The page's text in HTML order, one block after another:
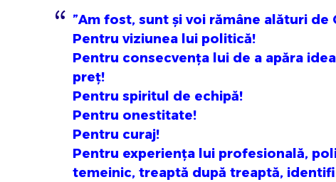
”Am fost, sunt și voi rămâne alături de
Pentru viziunea lui politică!
Pentru consecvența lui de a apăra
preț!
Pentru spiritul de echipă!
Pentru onestitate!
Pentru curaj!
Pentru experiența lui profesională,
temeinic, treaptă după treaptă,